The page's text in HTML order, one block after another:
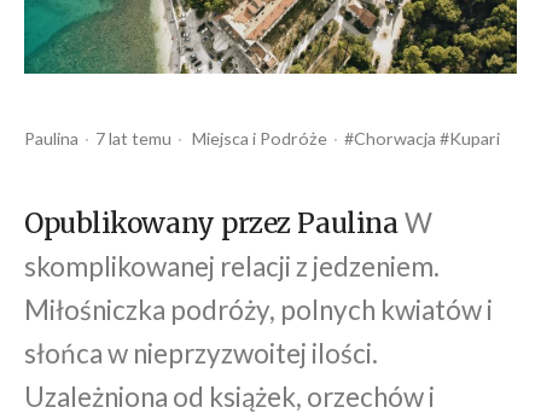
Opublikowany
Paulina 7 lat temu
Opublikowany
Miejsca Podróże Tagi:
Chorwacja Kupari
Opublikowany przez PaulinaW
skomplikowanej relacji z jedzeniem.
Miłośniczka podróży, polnych kwiatów i
słońca w nieprzyzwoitej ilości.
Uzależniona od książek, orzechów i